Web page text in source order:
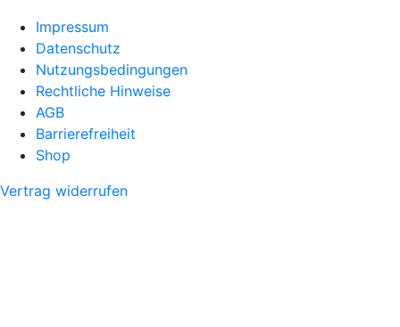
Impressum
Datenschutz
Nutzungsbedingungen
Rechtliche Hinweise
AGB
Barrierefreiheit
Shop
Vertrag widerrufen